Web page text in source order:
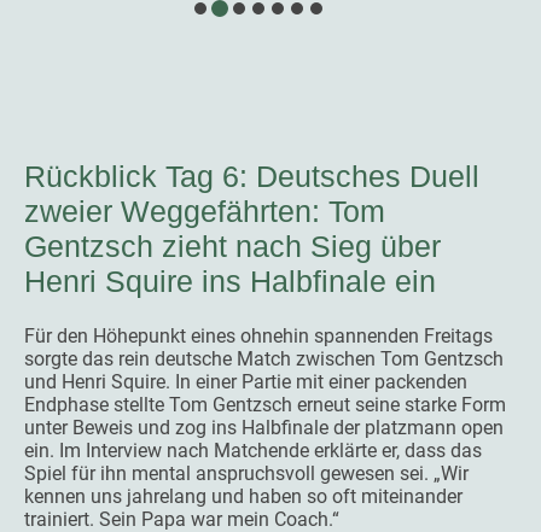
Rückblick Tag 6: Deutsches Duell
zweier Weggefährten: Tom
Gentzsch zieht nach Sieg über
Henri Squire ins Halbfinale ein
Für den Höhepunkt eines ohnehin spannenden Freitags
sorgte das rein deutsche Match zwischen Tom Gentzsch
und Henri Squire. In einer Partie mit einer packenden
Endphase stellte Tom Gentzsch erneut seine starke Form
unter Beweis und zog ins Halbfinale der platzmann open
ein. Im Interview nach Matchende erklärte er, dass das
Spiel für ihn mental anspruchsvoll gewesen sei. „Wir
kennen uns jahrelang und haben so oft miteinander
trainiert. Sein Papa war mein Coach.“